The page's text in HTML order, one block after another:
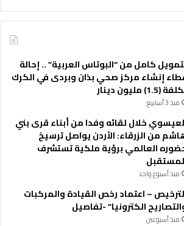
كامل من “البوتاس العربية” .. إحالة
إنشاء مركز صحي بذان وبردى في الكرك
(1.5) مليون دينار
منذ 3 أسابيع
خلال لقائه وفدا من أبناء قرى بني
من الزرقاء: الأردن يواصل ترسيخ
العالمي برؤية ملكية تستشرف
منذ أسبوع واحد
– اعتماد رخص القيادة والمركبات
الكترونيا” -تفاصيل
منذ أسبوعين